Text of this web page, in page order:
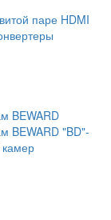
паре HDMI
BEWARD
BEWARD "BD"-